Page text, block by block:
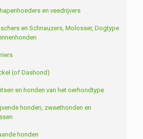
en veedrijvers
en Schnauzers, Molosser, Dogtype
(of Dashond)
en honden van het oerhondtype
honden, zweethonden en
honden